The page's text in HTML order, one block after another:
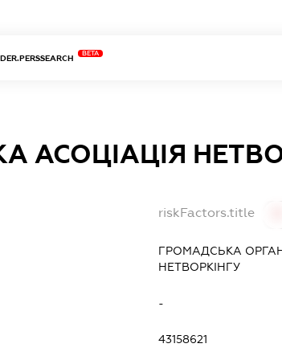
BETA
АСОЦІАЦІЯ
riskFactors.title
ГРОМАДСЬКА
НЕТВОРКІНГУ
-
43158621